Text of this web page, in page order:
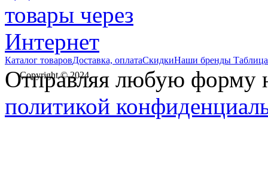
Каталог товаровДоставка, оплатаСкидкиНаши бренды
Copyright © 2024
Отправляя любую форму
политикой